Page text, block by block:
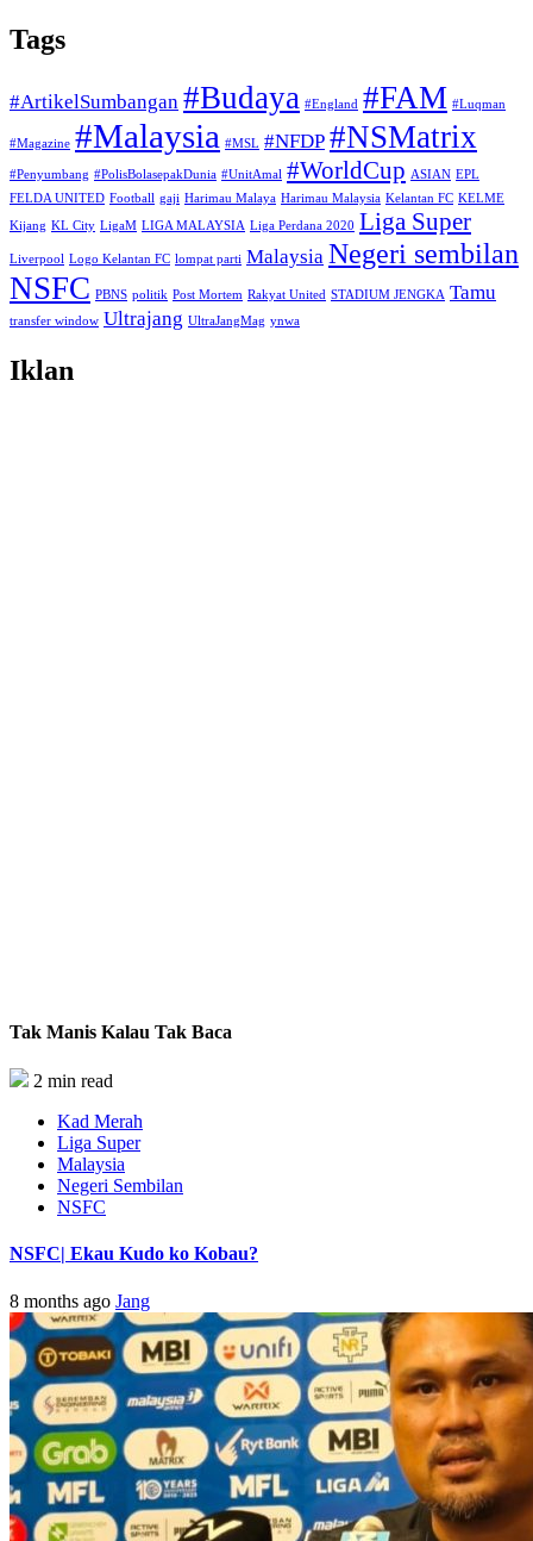
Tags
#ArtikelSumbangan #Budaya #England #FAM #Luqman
#Magazine #Malaysia #MSL #NFDP #NSMatrix
#Penyumbang #PolisBolasepakDunia #UnitAmal #WorldCup ASIAN EPL
FELDA UNITED Football gaji Harimau Malaya Harimau Malaysia Kelantan FC KELME
Kijang KL City LigaM LIGA MALAYSIA Liga Perdana 2020 Liga Super
Liverpool Logo Kelantan FC lompat parti Malaysia Negeri sembilan
NSFC PBNS politik Post Mortem Rakyat United STADIUM JENGKA Tamu
transfer window Ultrajang UltraJangMag ynwa
Iklan
Tak Manis Kalau Tak Baca
2 min read
Kad Merah
Liga Super
Malaysia
Negeri Sembilan
NSFC
NSFC| Ekau Kudo ko Kobau?
8 months ago Jang